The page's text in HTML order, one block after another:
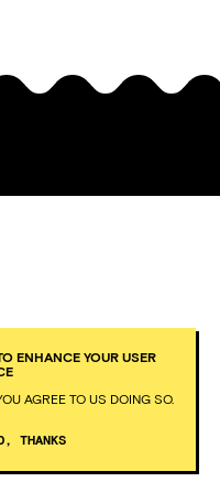
ENHANCE YOUR USER
AGREE TO US DOING SO.
THANKS